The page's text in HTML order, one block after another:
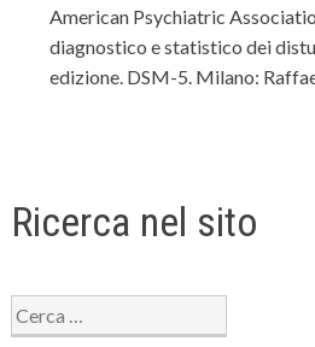
American Psychiatric
diagnostico e statistico dei
edizione. DSM-5. Milano:
Ricerca nel sito
Ricerca
per: